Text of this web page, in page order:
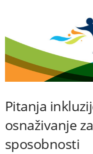
Pitanja
osnaživanje
sposobnosti